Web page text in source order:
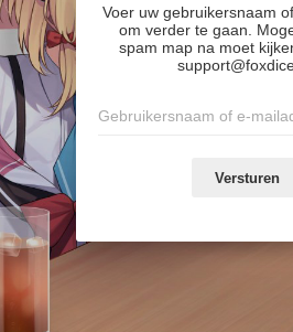
Voer uw gebruikersnaam
om verder te gaan.
spam map na moet
Versturen